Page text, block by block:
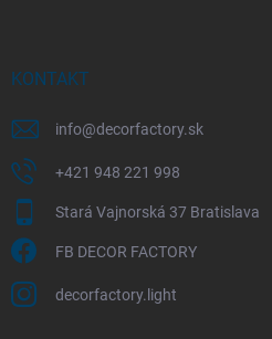
KONTAKT
info@decorfactory.sk
+421 948 221 998
Stará Vajnorská 37 Bratislava
FB DECOR FACTORY
decorfactory.light